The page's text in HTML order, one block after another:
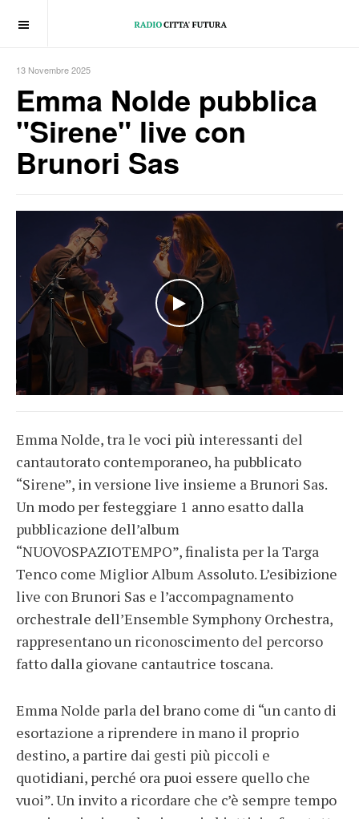
13 Novembre 2025
Emma Nolde pubblica
"Sirene" live con
Brunori Sas
WATCH THE VIDEO
Emma Nolde, tra le voci più interessanti del
cantautorato contemporaneo, ha pubblicato
“Sirene”, in versione live insieme a Brunori Sas.
Un modo per festeggiare 1 anno esatto dalla
pubblicazione dell’album
“NUOVOSPAZIOTEMPO”, finalista per la Targa
Tenco come Miglior Album Assoluto. L’esibizione
live con Brunori Sas e l’accompagnamento
orchestrale dell’Ensemble Symphony Orchestra,
rappresentano un riconoscimento del percorso
fatto dalla giovane cantautrice toscana.
Emma Nolde parla del brano come di “un canto di
esortazione a riprendere in mano il proprio
destino, a partire dai gesti più piccoli e
quotidiani, perché ora puoi essere quello che
vuoi”. Un invito a ricordare che c’è sempre tempo